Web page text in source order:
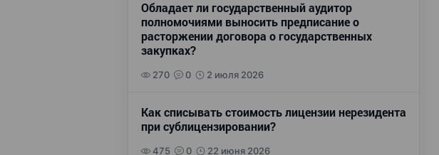
Обладает ли государственный аудитор
полномочиями выносить предписание о
расторжении договора о государственных
закупках?
270 0 2 июля 2026
Как списывать стоимость лицензии нерезидента
при сублицензировании?
475 0 22 июня 2026